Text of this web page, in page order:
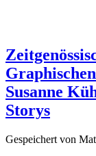
Susanne
Storys
Gespeichert von